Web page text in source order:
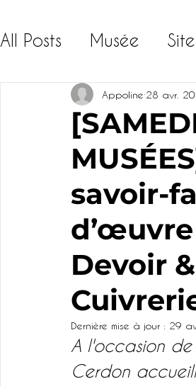
All Posts Musée
Loisirs
Enfants Famille
Emploi
Restaurant
Artisanat
savoir-
Devoir
Appoline 28 avr.
Dernière mise à jour : 29
A l'occasion
Cerdon